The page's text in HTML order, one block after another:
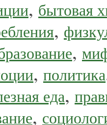
, бытовая
,
,
, политика
еда,
,